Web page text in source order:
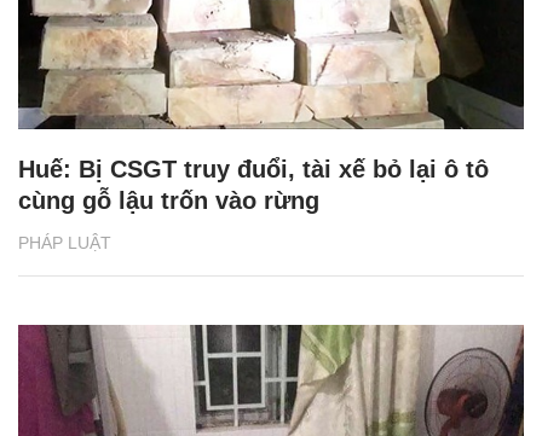
PHÁP LUẬT
Huế: Bị CSGT truy đuổi, tài xế bỏ lại ô tô
cùng gỗ lậu trốn vào rừng